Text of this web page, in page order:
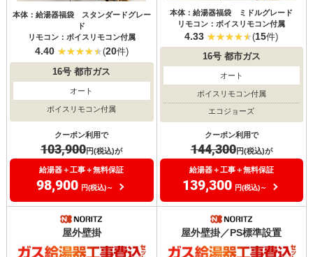
本体：給湯器福袋 スタンダードグレー
ド
リモコン：ボイスリモコン付属
4.40 (20件)
16号 都市ガス
オート
ボイスリモコン付属
クーポン利用で
103,900円(税込)が
給湯器＋工事＋無料保証
98,900 円(税込)～
本体：給湯器福袋 ミドルグレード
リモコン：ボイスリモコン付属
4.33 (15件)
16号都市ガス
オート
ボイスリモコン付属
エコジョーズ
クーポン利用で
144,300円(税込)が
給湯器＋工事＋無料保証
139,300 円(税込)～
屋外壁掛 屋外壁掛／PS標準設置